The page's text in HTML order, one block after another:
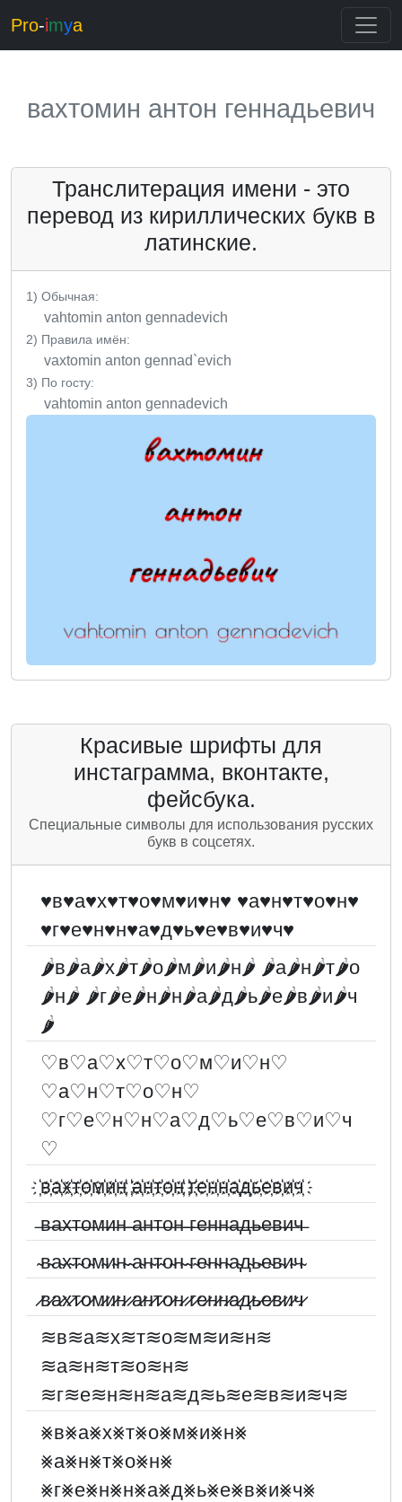
Pro-imya
вахтомин антон геннадьевич
Транслитерация имени - это
перевод из кириллических букв в
латинские.
1) Обычная:
vahtomin anton gennadevich
2) Правила имён:
vaхtomin anton gennad`evich
3) По госту:
vahtomin anton gennadevich
Красивые шрифты для
инстаграмма, вконтакте,
фейсбука.
Специальные символы для использования русских
букв в соцсетях.
♥в♥а♥х♥т♥о♥м♥и♥н♥ ♥а♥н♥т♥о♥н♥
♥г♥е♥н♥н♥а♥д♥ь♥е♥в♥и♥ч♥
🌶в🌶а🌶х🌶т🌶о🌶м🌶и🌶н🌶 🌶а🌶н🌶т🌶о
🌶н🌶 🌶г🌶е🌶н🌶н🌶а🌶д🌶ь🌶е🌶в🌶и🌶ч
🌶
♡в♡а♡х♡т♡о♡м♡и♡н♡
♡а♡н♡т♡о♡н♡
♡г♡е♡н♡н♡а♡д♡ь♡е♡в♡и♡ч
♡
҉в҉а҉х҉т҉о҉м҉и҉н҉ ҉а҉н҉т҉о҉н҉ ҉г҉е҉н҉н҉а҉д҉ь҉е҉в҉и҉ч҉
̶в̶а̶х̶т̶о̶м̶и̶н̶ ̶а̶н̶т̶о̶н̶ ̶г̶е̶н̶н̶а̶д̶ь̶е̶в̶и̶ч̶
̴в̴а̴х̴т̴о̴м̴и̴н̴ ̴а̴н̴т̴о̴н̴ ̴г̴е̴н̴н̴а̴д̴ь̴е̴в̴и̴ч̴
̷в̷а̷х̷т̷о̷м̷и̷н̷ ̷а̷н̷т̷о̷н̷ ̷г̷е̷н̷н̷а̷д̷ь̷е̷в̷и̷ч̷
≋в≋а≋х≋т≋о≋м≋и≋н≋
≋а≋н≋т≋о≋н≋
≋г≋е≋н≋н≋а≋д≋ь≋е≋в≋и≋ч≋
⨳в⨳а⨳х⨳т⨳о⨳м⨳и⨳н⨳
⨳а⨳н⨳т⨳о⨳н⨳
⨳г⨳е⨳н⨳н⨳а⨳д⨳ь⨳е⨳в⨳и⨳ч⨳